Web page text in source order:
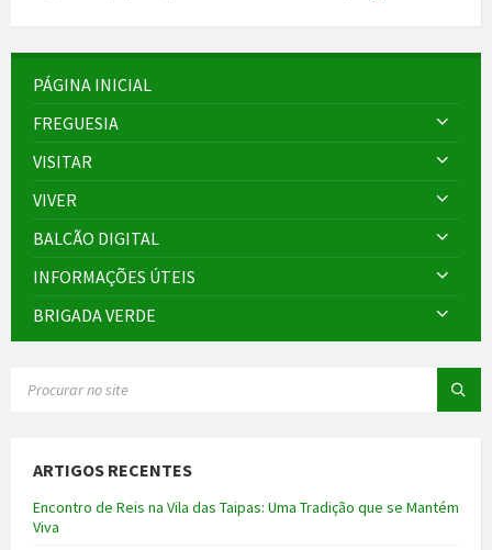
PÁGINA INICIAL
FREGUESIA
VISITAR
VIVER
BALCÃO DIGITAL
INFORMAÇÕES ÚTEIS
BRIGADA VERDE
ARTIGOS RECENTES
Encontro de Reis na Vila das Taipas: Uma Tradição que se Mantém
Viva